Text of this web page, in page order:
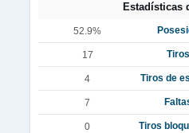
Estadísticas
52.9%
17 Tiros
4 Tiros de
7
0 Tiros